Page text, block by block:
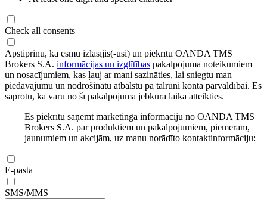
Check all consents
Apstiprinu, ka esmu izlasījis(-usi) un piekrītu OANDA TMS
Brokers S.A. informācijas un izglītības pakalpojuma noteikumiem
un nosacījumiem, kas ļauj ar mani sazināties, lai sniegtu man
piedāvājumu un nodrošinātu atbalstu pa tālruni konta pārvaldībai. Es
saprotu, ka varu no šī pakalpojuma jebkurā laikā atteikties.
Es piekrītu saņemt mārketinga informāciju no OANDA TMS
Brokers S.A. par produktiem un pakalpojumiem, piemēram,
jaunumiem un akcijām, uz manu norādīto kontaktinformāciju:
E-pasta
SMS/MMS